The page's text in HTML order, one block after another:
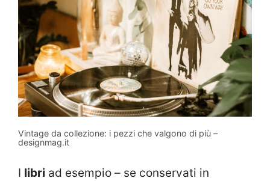
Vintage da collezione: i pezzi che valgono di più –
designmag.it
I libri ad esempio – se conservati in